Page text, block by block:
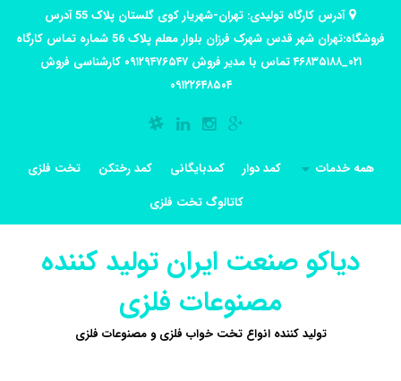
آدرس کارگاه تولیدی: تهران-شهریار کوی گلستان پلاک 55 آدرس
فروشگاه:تهران شهر قدس شهرک فرزان بلوار معلم پلاک 56 شماره تماس کارگاه
۰۲۱_۴۶۸۳۵۱۸۸ تماس با مدیر فروش ۰۹۱۲۹۴۷۶۵۴۷ کارشناسی فروش
۰۹۱۲۲۶۴۸۵۰۴
همه خدمات کمد دوار کمدبایگانی کمد رختکن
تخت فلزی
کاتالوگ تخت فلزی
دیاکو صنعت ایران تولید کننده
مصنوعات فلزی
تولید کننده انواع تخت خواب فلزی و مصنوعات فلزی